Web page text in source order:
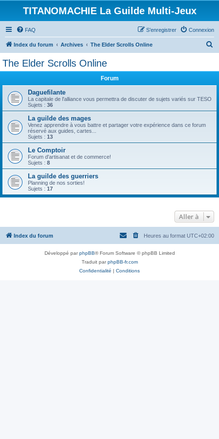
TITANOMACHIE La Guilde Multi-Jeux
FAQ Connexion
S’enregistrer
Index du forum Archives The Elder Scrolls Online
The Elder Scrolls Online
Forum
Daguefilante
La capitale de l'alliance vous permettra de discuter de sujets variés sur TESO
Sujets : 36
La guilde des mages
Venez apprendre à vous battre et partager votre expérience dans ce forum
réservé aux guides, cartes...
Sujets : 13
Le Comptoir
Forum d'artisanat et de commerce!
Sujets : 8
La guilde des guerriers
Planning de nos sorties!
Sujets : 17
Aller à
Index du forum Heures au format UTC+02:00
Développé parphpBB® Forum Software © phpBB Limited
Traduit parphpBB-fr.com
Confidentialité | Conditions